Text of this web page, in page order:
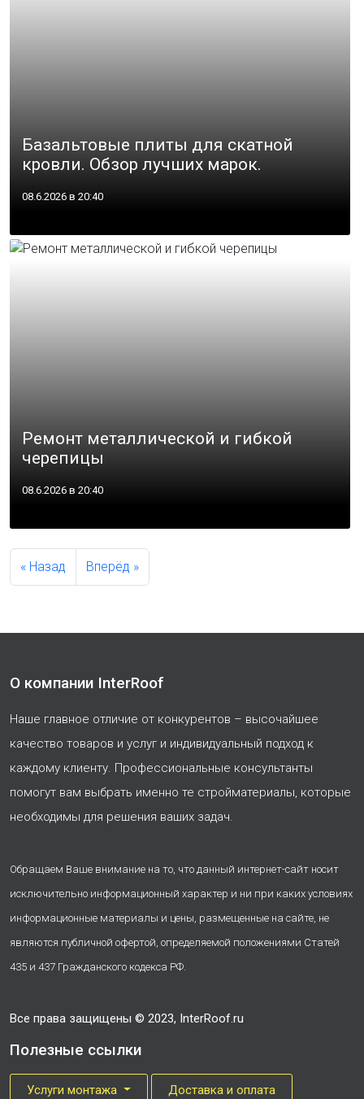
Базальтовые плиты для скатной
кровли. Обзор лучших марок.
08.6.2026 в 20:40
Ремонт металлической и гибкой
черепицы
08.6.2026 в 20:40
« Назад Вперёд »
О компании InterRoof
Наше главное отличие от конкурентов – высочайшее
качество товаров и услуг и индивидуальный подход к
каждому клиенту. Профессиональные консультанты
помогут вам выбрать именно те стройматериалы, которые
необходимы для решения ваших задач.
Обращаем Ваше внимание на то, что данный интернет-сайт носит
исключительно информационный характер и ни при каких условиях
информационные материалы и цены, размещенные на сайте, не
являются публичной офертой, определяемой положениями Статей
435 и 437 Гражданского кодекса РФ.
Все права защищены © 2023, InterRoof.ru
Полезные ссылки
Услуги монтажа Доставка и оплата